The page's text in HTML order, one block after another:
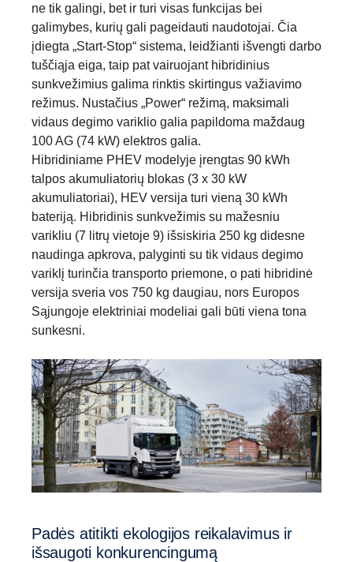
ne tik galingi, bet ir turi visas funkcijas bei
galimybes, kurių gali pageidauti naudotojai. Čia
įdiegta „Start-Stop“ sistema, leidžianti išvengti darbo
tuščiąja eiga, taip pat vairuojant hibridinius
sunkvežimius galima rinktis skirtingus važiavimo
režimus. Nustačius „Power“ režimą, maksimali
vidaus degimo variklio galia papildoma maždaug
100 AG (74 kW) elektros galia.
Hibridiniame PHEV modelyje įrengtas 90 kWh
talpos akumuliatorių blokas (3 x 30 kW
akumuliatoriai), HEV versija turi vieną 30 kWh
bateriją. Hibridinis sunkvežimis su mažesniu
varikliu (7 litrų vietoje 9) išsiskiria 250 kg didesne
naudinga apkrova, palyginti su tik vidaus degimo
variklį turinčia transporto priemone, o pati hibridinė
versija sveria vos 750 kg daugiau, nors Europos
Sąjungoje elektriniai modeliai gali būti viena tona
sunkesni.
Padės atitikti ekologijos reikalavimus ir
išsaugoti konkurencingumą